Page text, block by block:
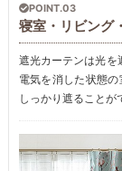
POINT.03
寝室・リビング
遮光カーテンは光を
電気を消した状態
しっかり遮ることが